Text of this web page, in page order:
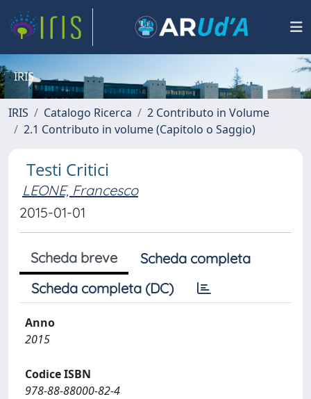
IRIS
IRIS Catalogo Ricerca
2 Contributo in Volume
2.1 Contributo in volume (Capitolo o Saggio)
Testi Critici
LEONE, Francesco
2015-01-01
Scheda breve
Scheda completa
Scheda completa (DC)
Anno
2015
Codice ISBN
978-88-88000-82-4